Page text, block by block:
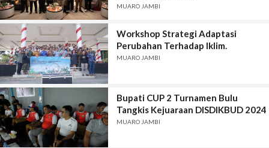
MUARO JAMBI
Workshop Strategi Adaptasi
Perubahan Terhadap Iklim.
MUARO JAMBI
Bupati CUP 2 Turnamen Bulu
Tangkis Kejuaraan DISDIKBUD 2024
MUARO JAMBI